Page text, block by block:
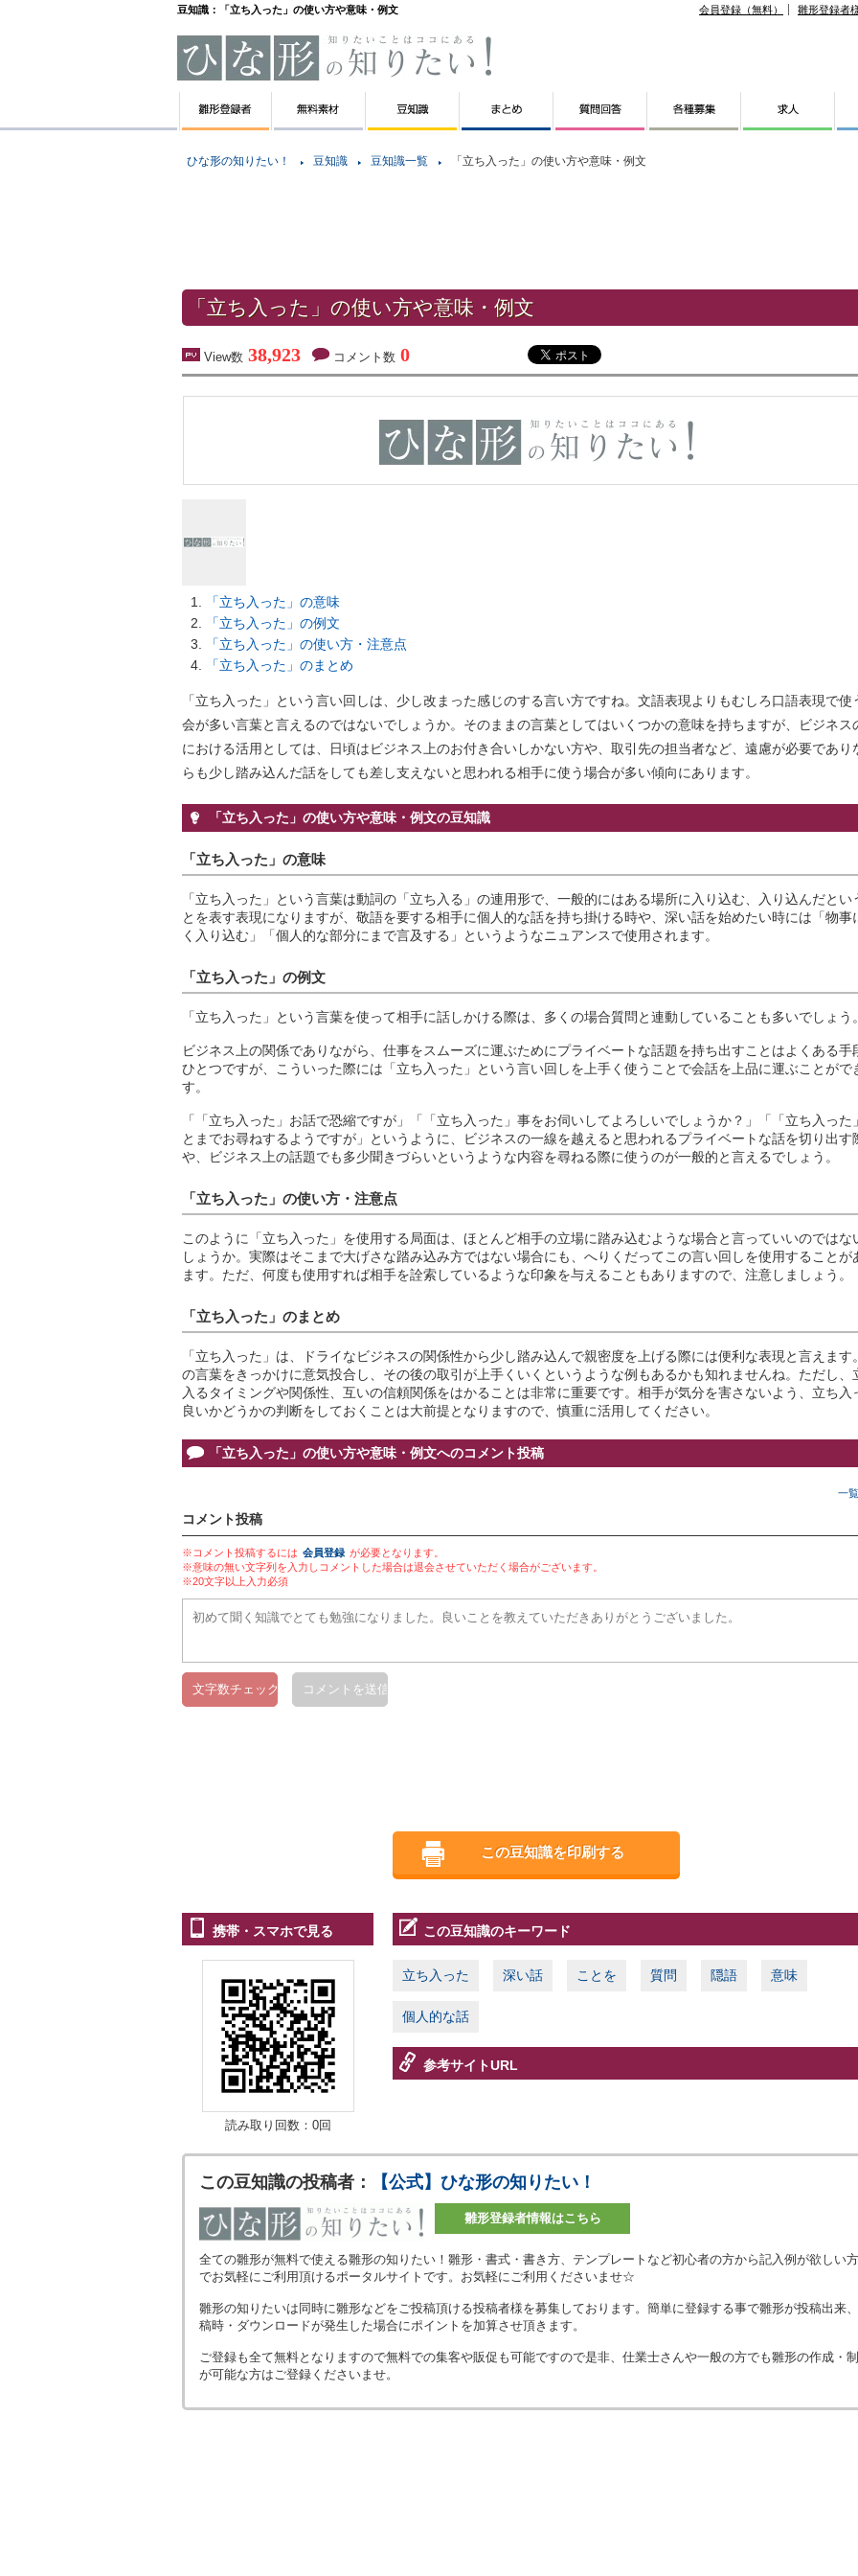
豆知識：「立ち入った」の使い方や意味・例文 会員登録（無料） 雛形登録者
ひな形の知りたい！ 豆知識 豆知識一覧 「立ち入った」の使い方や意味・例文
「立ち入った」の使い方や意味・例文
View数 38,923 コメント数 0
「立ち入った」の意味
「立ち入った」の例文
「立ち入った」の使い方・注意点
「立ち入った」のまとめ
「立ち入った」という言い回しは、少し改まった感じのする言い方ですね。文語表現よりもむしろ口語表現で使
会が多い言葉と言えるのではないでしょうか。そのままの言葉としてはいくつかの意味を持ちますが、ビジネス
における活用としては、日頃はビジネス上のお付き合いしかない方や、取引先の担当者など、遠慮が必要であり
らも少し踏み込んだ話をしても差し支えないと思われる相手に使う場合が多い傾向にあります。
「立ち入った」の使い方や意味・例文の豆知識
「立ち入った」の意味
「立ち入った」という言葉は動詞の「立ち入る」の連用形で、一般的にはある場所に入り込む、入り込んだとい
とを表す表現になりますが、敬語を要する相手に個人的な話を持ち掛ける時や、深い話を始めたい時には「物事
く入り込む」「個人的な部分にまで言及する」というようなニュアンスで使用されます。
「立ち入った」の例文
「立ち入った」という言葉を使って相手に話しかける際は、多くの場合質問と連動していることも多いでしょう。
ビジネス上の関係でありながら、仕事をスムーズに運ぶためにプライベートな話題を持ち出すことはよくある手
ひとつですが、こういった際には「立ち入った」という言い回しを上手く使うことで会話を上品に運ぶことがで
す。
「「立ち入った」お話で恐縮ですが」「「立ち入った」事をお伺いしてよろしいでしょうか？」「「立ち入った
とまでお尋ねするようですが」というように、ビジネスの一線を越えると思われるプライベートな話を切り出す
や、ビジネス上の話題でも多少聞きづらいというような内容を尋ねる際に使うのが一般的と言えるでしょう。
「立ち入った」の使い方・注意点
このように「立ち入った」を使用する局面は、ほとんど相手の立場に踏み込むような場合と言っていいのではな
しょうか。実際はそこまで大げさな踏み込み方ではない場合にも、へりくだってこの言い回しを使用することが
ます。ただ、何度も使用すれば相手を詮索しているような印象を与えることもありますので、注意しましょう。
「立ち入った」のまとめ
「立ち入った」は、ドライなビジネスの関係性から少し踏み込んで親密度を上げる際には便利な表現と言えます
の言葉をきっかけに意気投合し、その後の取引が上手くいくというような例もあるかも知れませんね。ただし、
入るタイミングや関係性、互いの信頼関係をはかることは非常に重要です。相手が気分を害さないよう、立ち入
良いかどうかの判断をしておくことは大前提となりますので、慎重に活用してください。
「立ち入った」の使い方や意味・例文へのコメント投稿
一
コメント投稿
※コメント投稿するには 会員登録 が必要となります。
※意味の無い文字列を入力しコメントした場合は退会させていただく場合がございます。
※20文字以上入力必須
この豆知識を印刷する
携帯・スマホで見る
読み取り回数：0回
この豆知識のキーワード
立ち入った 深い話 ことを 質問 隠語 意味
個人的な話
参考サイトURL
この豆知識の投稿者： 【公式】ひな形の知りたい！
雛形登録者情報はこちら
全ての雛形が無料で使える雛形の知りたい！雛形・書式・書き方、テンプレートなど初心者の方から記入例が欲しい
でお気軽にご利用頂けるポータルサイトです。お気軽にご利用くださいませ☆
雛形の知りたいは同時に雛形などをご投稿頂ける投稿者様を募集しております。簡単に登録する事で雛形が投稿出来
稿時・ダウンロードが発生した場合にポイントを加算させ頂きます。
ご登録も全て無料となりますので無料での集客や販促も可能ですので是非、仕業士さんや一般の方でも雛形の作成・
が可能な方はご登録くださいませ。